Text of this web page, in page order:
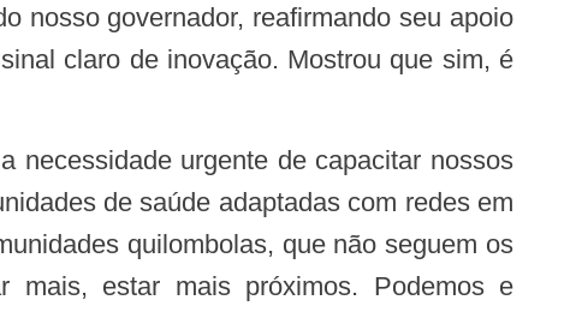
nosso governador, reafirmando seu apoio
claro de inovação. Mostrou que sim, é
de saúde adaptadas com redes em
quilombolas, que não seguem os
mais, estar mais próximos. Podemos e